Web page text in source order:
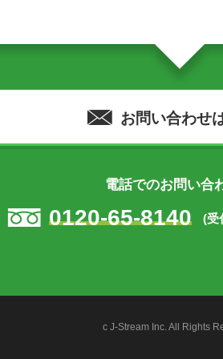
お問い合わせ
電話でのお問い合
0120-65-8140 (受
c J-Stream Inc. All Rights